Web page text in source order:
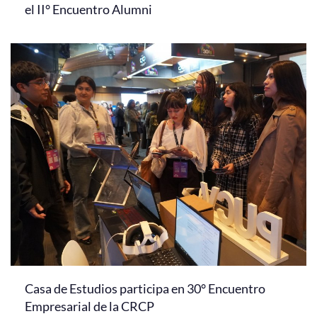
el II° Encuentro Alumni
Casa de Estudios participa en 30° Encuentro
Empresarial de la CRCP